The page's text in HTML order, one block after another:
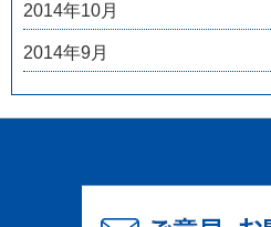
2014年10月
2014年9月